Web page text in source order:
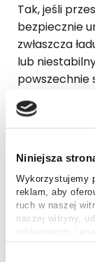
Niniejsza
Wykorzystujemy
reklam, aby
ruch w naszej
naszej witryny,
reklamowym i
Tak, jeśli
bezpiecznie
zwłaszcza
lub
powszechnie
wszędzie
Nie ma sensu
paczkach,
transporcie
wygodniej
karton